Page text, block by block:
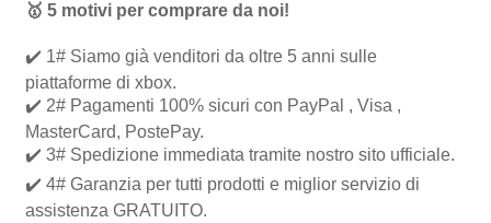
🥇 5 motivi per comprare da noi!
✔️ 1# Siamo già venditori da oltre 5 anni sulle
piattaforme di xbox.
✔️ 2# Pagamenti 100% sicuri con PayPal , Visa ,
MasterCard, PostePay.
✔️ 3# Spedizione immediata tramite nostro sito ufficiale.
✔️ 4# Garanzia per tutti prodotti e miglior servizio di
assistenza GRATUITO.